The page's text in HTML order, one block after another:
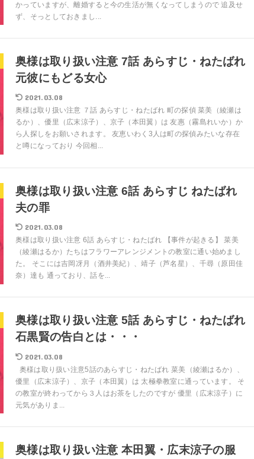
かっていますが、離婚すると今の生活が無くなってしまうので 追及せ
ず、そっとしておきまし...
奥様は取り扱い注意 7話 あらすじ・ねたばれ
元彼にもどる女心
2021.03.08
奥様は取り扱い注意 ７話 あらすじ・ねたばれ 町の探偵 菜美（綾瀬は
るか）、優里（広末涼子）、京子（本田翼）は 友惠（霧島れいか）か
ら人探しをお願いされます。 友恵いわく3人は町の探偵みたいな存在
と噂になっており 今回相...
奥様は取り扱い注意 6話 あらすじ ねたばれ
夫の罪
2021.03.08
奥様は取り扱い注意 6話 あらすじ・ねたばれ 【事件が起きる】 菜美
（綾瀬はるか）たちはフラワーアレンジメントの教室に通い始めまし
た。 そこには吉岡冴月（酒井美紀）、靖子（芦名星）、千尋（原田佳
奈）達も 通っており、話を...
奥様は取り扱い注意 5話 あらすじ・ねたばれ
石黒賢の告白とは・・・
2021.03.08
奥様は取り扱い注意5話のあらすじ・ねたばれ 菜美（綾瀬はるか）、
優里（広末涼子）、京子（本田翼）は 太極拳教室に通っています。 そ
の教室が終わってから３人はお茶をしたのですが 優里（広末涼子）に
元気がありま...
奥様は取り扱い注意 本田翼・広末涼子の服